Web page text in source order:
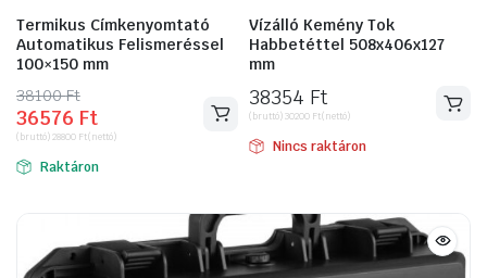
Termikus Címkenyomtató
Automatikus Felismeréssel
100×150 mm
38100Ft
Original
price
was:
38100 Ft.
36576 Ft
Current
price
is:
36576 Ft.
(bruttó)28800 Ft(nettó)
Raktáron
Vízálló Kemény Tok
Habbetéttel 508x406x127
mm
38354 Ft
(bruttó)30200 Ft(nettó)
Nincs raktáron